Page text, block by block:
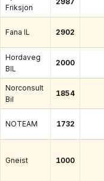
Friksjon
Fana IL 2902
Hordaveg
BIL
2000
Norconsult
Bil
1854
NOTEAM 1732
Gneist 1000